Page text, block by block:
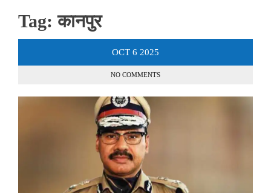
Tag:कानपुर
OCT 6 2025
NO COMMENTS